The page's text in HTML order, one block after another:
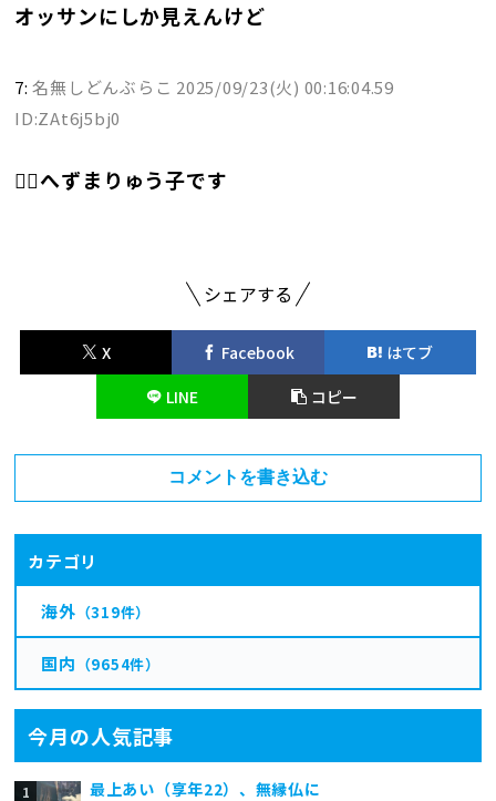
オッサンにしか見えんけど
7:名無しどんぶらこ 2025/09/23(火) 00:16:04.59
ID:ZAt6j5bj0
👩‍⚕へずまりゅう子です
シェアする
X Facebook
はてブ
LINE
コピー
コメントを書き込む
カテゴリ
海外 （319件）
国内 （9654件）
今月の人気記事
最上あい（享年22）、無縁仏に